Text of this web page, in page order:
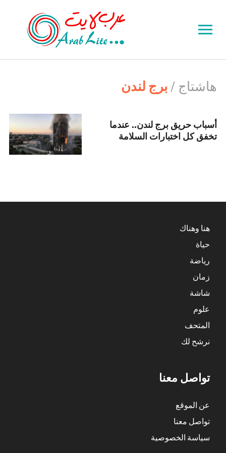
Toggle
navigation
هاشتاج / برج لندن
أسباب حريق برج لندن.. عندما
تخفق كل اختبارات السلامة
هنا وهناك
حياة
رياضة
زمان
شاشة
علوم
المتحف
نرشح لك
تواصل معنا
عن الموقع
تواصل معنا
سياسة الخصوصية